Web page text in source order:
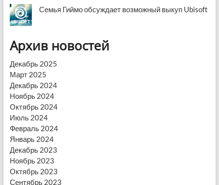
Семья Гиймо обсуждает возможный выкуп Ubisoft
Архив новостей
Декабрь 2025
Март 2025
Декабрь 2024
Ноябрь 2024
Октябрь 2024
Июль 2024
Февраль 2024
Январь 2024
Декабрь 2023
Ноябрь 2023
Октябрь 2023
Сентябрь 2023